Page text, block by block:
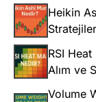
Heikin
RSI Heat
Alım ve
Volume